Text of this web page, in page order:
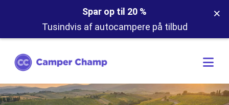
Spar op til 20 %
Tusindvis af autocampere på tilbud
×